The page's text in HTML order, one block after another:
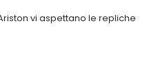
vi aspettano le repliche